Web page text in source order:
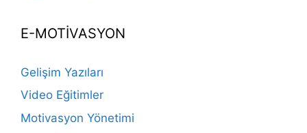
E-MOTİVASYON
Gelişim Yazıları
Video Eğitimler
Motivasyon Yönetimi